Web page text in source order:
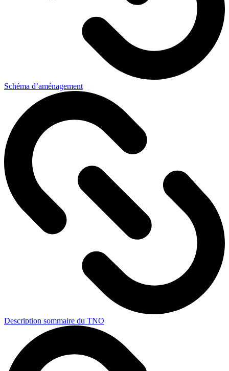
Schéma d’aménagement
Description sommaire du TNO